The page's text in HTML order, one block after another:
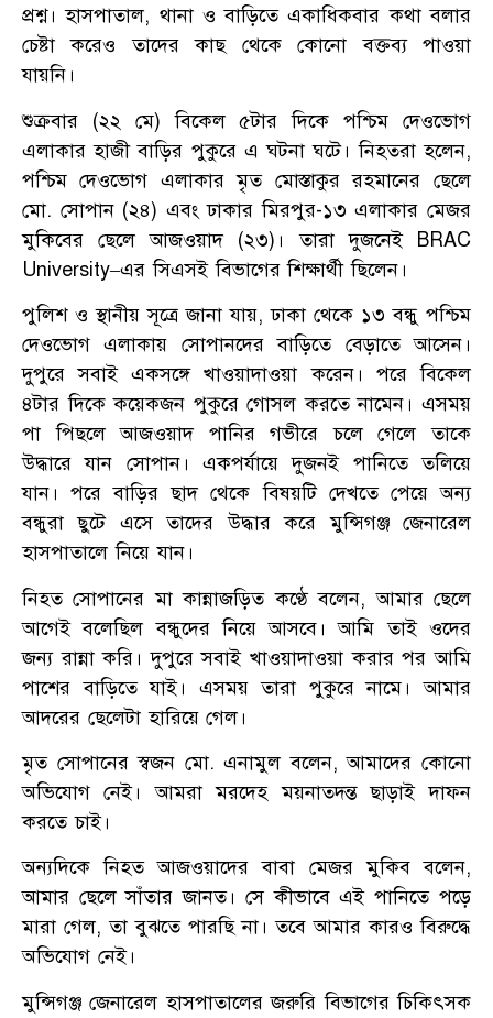
প্রশ্ন। হাসপাতাল, থানা ও বাড়িতে একাধিকবার কথা বলার
চেষ্টা করেও তাদের কাছ থেকে কোনো বক্তব্য পাওয়া
যায়নি।
শুক্রবার (২২ মে) বিকেল ৫টার দিকে পশ্চিম দেওভোগ
এলাকার হাজী বাড়ির পুকুরে এ ঘটনা ঘটে। নিহতরা হলেন,
পশ্চিম দেওভোগ এলাকার মৃত মোস্তাকুর রহমানের ছেলে
মো. সোপান (২৪) এবং ঢাকার মিরপুর-১৩ এলাকার মেজর
মুকিবের ছেলে আজওয়াদ (২৩)। তারা দুজনেই BRAC
University–এর সিএসই বিভাগের শিক্ষার্থী ছিলেন।
পুলিশ ও স্থানীয় সূত্রে জানা যায়, ঢাকা থেকে ১৩ বন্ধু পশ্চিম
দেওভোগ এলাকায় সোপানদের বাড়িতে বেড়াতে আসেন।
দুপুরে সবাই একসঙ্গে খাওয়াদাওয়া করেন। পরে বিকেল
৪টার দিকে কয়েকজন পুকুরে গোসল করতে নামেন। এসময়
পা পিছলে আজওয়াদ পানির গভীরে চলে গেলে তাকে
উদ্ধারে যান সোপান। একপর্যায়ে দুজনই পানিতে তলিয়ে
যান। পরে বাড়ির ছাদ থেকে বিষয়টি দেখতে পেয়ে অন্য
বন্ধুরা ছুটে এসে তাদের উদ্ধার করে মুন্সিগঞ্জ জেনারেল
হাসপাতালে নিয়ে যান।
নিহত সোপানের মা কান্নাজড়িত কণ্ঠে বলেন, আমার ছেলে
আগেই বলেছিল বন্ধুদের নিয়ে আসবে। আমি তাই ওদের
জন্য রান্না করি। দুপুরে সবাই খাওয়াদাওয়া করার পর আমি
পাশের বাড়িতে যাই। এসময় তারা পুকুরে নামে। আমার
আদরের ছেলেটা হারিয়ে গেল।
মৃত সোপানের স্বজন মো. এনামুল বলেন, আমাদের কোনো
অভিযোগ নেই। আমরা মরদেহ ময়নাতদন্ত ছাড়াই দাফন
করতে চাই।
অন্যদিকে নিহত আজওয়াদের বাবা মেজর মুকিব বলেন,
আমার ছেলে সাঁতার জানত। সে কীভাবে এই পানিতে পড়ে
মারা গেল, তা বুঝতে পারছি না। তবে আমার কারও বিরুদ্ধে
অভিযোগ নেই।
মুন্সিগঞ্জ জেনারেল হাসপাতালের জরুরি বিভাগের চিকিৎসক